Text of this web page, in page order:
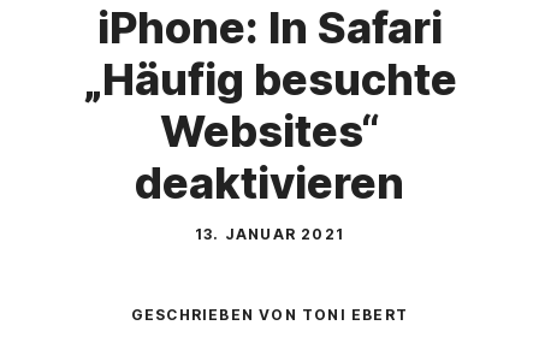
iPhone: In Safari
„Häufig besuchte
Websites“
deaktivieren
13. JANUAR 2021
GESCHRIEBEN VON TONI EBERT